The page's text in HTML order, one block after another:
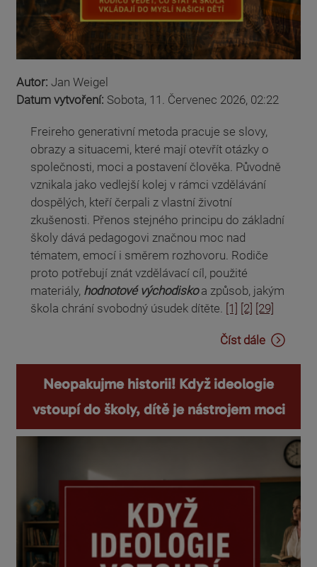
Autor: Jan Weigel
Datum vytvoření: Sobota, 11. Červenec 2026, 02:22
Freireho generativní metoda pracuje se slovy,
obrazy a situacemi, které mají otevřít otázky o
společnosti, moci a postavení člověka. Původně
vznikala jako vedlejší kolej v rámci vzdělávání
dospělých, kteří čerpali z vlastní životní
zkušenosti. Přenos stejného principu do základní
školy dává pedagogovi značnou moc nad
tématem, emocí i směrem rozhovoru. Rodiče
proto potřebují znát vzdělávací cíl, použité
materiály, hodnotové východiskoa způsob, jakým
škola chrání svobodný úsudek dítěte. [1] [2] [29]
Číst dále
Neopakujme historii! Když ideologie
vstoupí do školy, dítě je nástrojem moci